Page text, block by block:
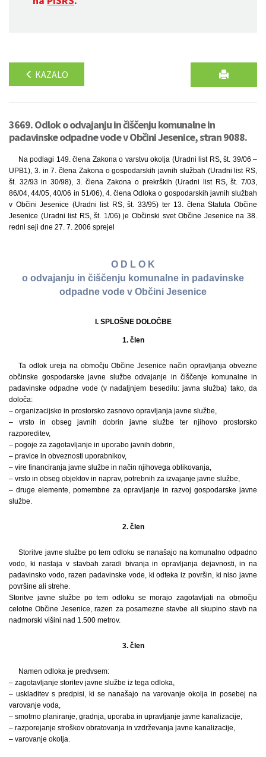
KAZALO
3669. Odlok o odvajanju in čiščenju komunalne in
padavinske odpadne vode v Občini Jesenice, stran 9088.
Na podlagi 149. člena Zakona o varstvu okolja (Uradni list RS, št. 39/06 –
UPB1), 3. in 7. člena Zakona o gospodarskih javnih službah (Uradni list RS,
št. 32/93 in 30/98), 3. člena Zakona o prekrških (Uradni list RS, št. 7/03,
86/04, 44/05, 40/06 in 51/06), 4. člena Odloka o gospodarskih javnih službah
v Občini Jesenice (Uradni list RS, št. 33/95) ter 13. člena Statuta Občine
Jesenice (Uradni list RS, št. 1/06) je Občinski svet Občine Jesenice na 38.
redni seji dne 27. 7. 2006 sprejel
O D L O K
o odvajanju in čiščenju komunalne in padavinske
odpadne vode v Občini Jesenice
I. SPLOŠNE DOLOČBE
1. člen
Ta odlok ureja na območju Občine Jesenice način opravljanja obvezne
občinske gospodarske javne službe odvajanje in čiščenje komunalne in
padavinske odpadne vode (v nadaljnjem besedilu: javna služba) tako, da
določa:
– organizacijsko in prostorsko zasnovo opravljanja javne službe,
– vrsto in obseg javnih dobrin javne službe ter njihovo prostorsko
razporeditev,
– pogoje za zagotavljanje in uporabo javnih dobrin,
– pravice in obveznosti uporabnikov,
– vire financiranja javne službe in način njihovega oblikovanja,
– vrsto in obseg objektov in naprav, potrebnih za izvajanje javne službe,
– druge elemente, pomembne za opravljanje in razvoj gospodarske javne
službe.
2. člen
Storitve javne službe po tem odloku se nanašajo na komunalno odpadno
vodo, ki nastaja v stavbah zaradi bivanja in opravljanja dejavnosti, in na
padavinsko vodo, razen padavinske vode, ki odteka iz površin, ki niso javne
površine ali strehe.
Storitve javne službe po tem odloku se morajo zagotavljati na območju
celotne Občine Jesenice, razen za posamezne stavbe ali skupino stavb na
nadmorski višini nad 1.500 metrov.
3. člen
Namen odloka je predvsem:
– zagotavljanje storitev javne službe iz tega odloka,
– uskladitev s predpisi, ki se nanašajo na varovanje okolja in posebej na
varovanje voda,
– smotrno planiranje, gradnja, uporaba in upravljanje javne kanalizacije,
– razporejanje stroškov obratovanja in vzdrževanja javne kanalizacije,
– varovanje okolja.